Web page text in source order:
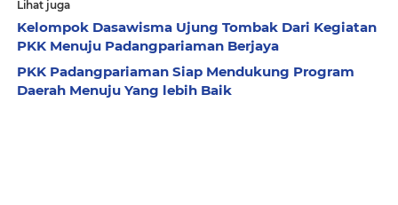
Lihat juga
Kelompok Dasawisma Ujung Tombak Dari Kegiatan
PKK Menuju Padangpariaman Berjaya
PKK Padangpariaman Siap Mendukung Program
Daerah Menuju Yang lebih Baik